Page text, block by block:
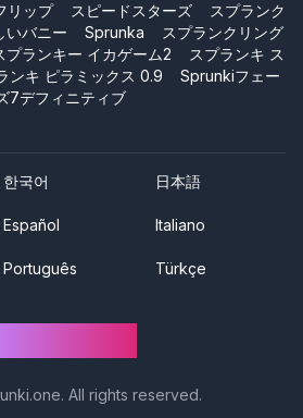
リップ スピードスターズ
スプランク
いバニー Sprunka
スプランクリング
プランキー イカゲーム2
スプランキ ス
ンキ ピラミックス 0.9
Sprunkiフェー
7デフィニティブ
한국어 日本語
Español Italiano
Português Türkçe
. All rights reserved.